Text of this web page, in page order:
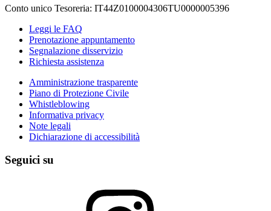
Conto unico Tesoreria: IT44Z0100004306TU0000005396
Leggi le FAQ
Prenotazione appuntamento
Segnalazione disservizio
Richiesta assistenza
Amministrazione trasparente
Piano di Protezione Civile
Whistleblowing
Informativa privacy
Note legali
Dichiarazione di accessibilità
Seguici su